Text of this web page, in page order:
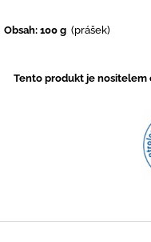
Obsah: 100 g (prášek)
Tento produkt je nositelem